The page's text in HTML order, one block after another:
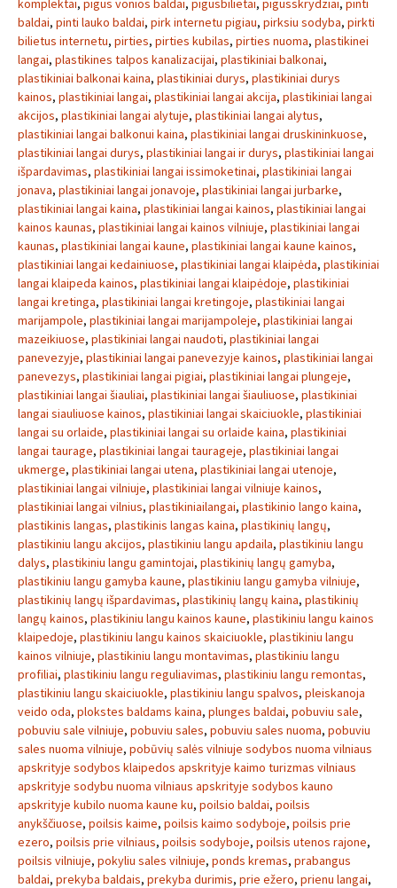
komplektai, pigus vonios baldai, pigusbilietai, pigusskrydziai, pinti
baldai, pinti lauko baldai, pirk internetu pigiau, pirksiu sodyba, pirkti
bilietus internetu, pirties, pirties kubilas, pirties nuoma, plastikinei
langai, plastikines talpos kanalizacijai, plastikiniai balkonai,
plastikiniai balkonai kaina, plastikiniai durys, plastikiniai durys
kainos, plastikiniai langai, plastikiniai langai akcija, plastikiniai langai
akcijos, plastikiniai langai alytuje, plastikiniai langai alytus,
plastikiniai langai balkonui kaina, plastikiniai langai druskininkuose,
plastikiniai langai durys, plastikiniai langai ir durys, plastikiniai langai
išpardavimas, plastikiniai langai issimoketinai, plastikiniai langai
jonava, plastikiniai langai jonavoje, plastikiniai langai jurbarke,
plastikiniai langai kaina, plastikiniai langai kainos, plastikiniai langai
kainos kaunas, plastikiniai langai kainos vilniuje, plastikiniai langai
kaunas, plastikiniai langai kaune, plastikiniai langai kaune kainos,
plastikiniai langai kedainiuose, plastikiniai langai klaipėda, plastikiniai
langai klaipeda kainos, plastikiniai langai klaipėdoje, plastikiniai
langai kretinga, plastikiniai langai kretingoje, plastikiniai langai
marijampole, plastikiniai langai marijampoleje, plastikiniai langai
mazeikiuose, plastikiniai langai naudoti, plastikiniai langai
panevezyje, plastikiniai langai panevezyje kainos, plastikiniai langai
panevezys, plastikiniai langai pigiai, plastikiniai langai plungeje,
plastikiniai langai šiauliai, plastikiniai langai šiauliuose, plastikiniai
langai siauliuose kainos, plastikiniai langai skaiciuokle, plastikiniai
langai su orlaide, plastikiniai langai su orlaide kaina, plastikiniai
langai taurage, plastikiniai langai taurageje, plastikiniai langai
ukmerge, plastikiniai langai utena, plastikiniai langai utenoje,
plastikiniai langai vilniuje, plastikiniai langai vilniuje kainos,
plastikiniai langai vilnius, plastikiniailangai, plastikinio lango kaina,
plastikinis langas, plastikinis langas kaina, plastikinių langų,
plastikiniu langu akcijos, plastikiniu langu apdaila, plastikiniu langu
dalys, plastikiniu langu gamintojai, plastikinių langų gamyba,
plastikiniu langu gamyba kaune, plastikiniu langu gamyba vilniuje,
plastikinių langų išpardavimas, plastikinių langų kaina, plastikinių
langų kainos, plastikiniu langu kainos kaune, plastikiniu langu kainos
klaipedoje, plastikiniu langu kainos skaiciuokle, plastikiniu langu
kainos vilniuje, plastikiniu langu montavimas, plastikiniu langu
profiliai, plastikiniu langu reguliavimas, plastikiniu langu remontas,
plastikiniu langu skaiciuokle, plastikiniu langu spalvos, pleiskanoja
veido oda, plokstes baldams kaina, plunges baldai, pobuviu sale,
pobuviu sale vilniuje, pobuviu sales, pobuviu sales nuoma, pobuviu
sales nuoma vilniuje, pobūvių salės vilniuje sodybos nuoma vilniaus
apskrityje sodybos klaipedos apskrityje kaimo turizmas vilniaus
apskrityje sodybu nuoma vilniaus apskrityje sodybos kauno
apskrityje kubilo nuoma kaune ku, poilsio baldai, poilsis
anykščiuose, poilsis kaime, poilsis kaimo sodyboje, poilsis prie
ezero, poilsis prie vilniaus, poilsis sodyboje, poilsis utenos rajone,
poilsis vilniuje, pokyliu sales vilniuje, ponds kremas, prabangus
baldai, prekyba baldais, prekyba durimis, prie ežero, prienu langai,